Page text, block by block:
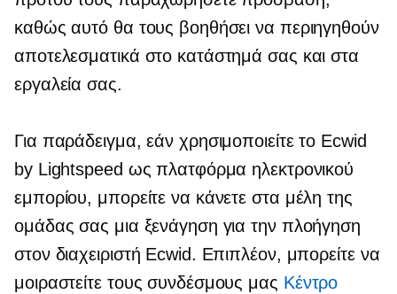
καθώς αυτό θα τους βοηθήσει να περιηγηθούν
αποτελεσματικά στο κατάστημά σας και στα
εργαλεία σας.
Για παράδειγμα, εάν χρησιμοποιείτε το Ecwid
by Lightspeed ως πλατφόρμα ηλεκτρονικού
εμπορίου, μπορείτε να κάνετε στα μέλη της
ομάδας σας μια ξενάγηση για την πλοήγηση
στον διαχειριστή Ecwid. Επιπλέον, μπορείτε να
μοιραστείτε τους συνδέσμους μας Κέντρο